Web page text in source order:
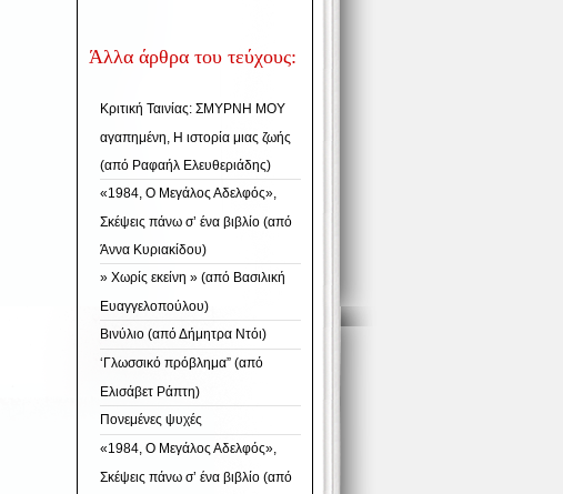
Άλλα άρθρα του τεύχους:
Κριτική Ταινίας: ΣΜΥΡΝΗ ΜΟΥ
αγαπημένη, Η ιστορία μιας ζωής
(από Ραφαήλ Ελευθεριάδης)
«1984, Ο Μεγάλος Αδελφός»,
Σκέψεις πάνω σ’ ένα βιβλίο (από
Άννα Κυριακίδου)
» Χωρίς εκείνη » (από Βασιλική
Ευαγγελοπούλου)
Βινύλιο (από Δήμητρα Ντόι)
‘Γλωσσικό πρόβλημα” (από
Ελισάβετ Ράπτη)
Πονεμένες ψυχές
«1984, Ο Μεγάλος Αδελφός»,
Σκέψεις πάνω σ’ ένα βιβλίο (από